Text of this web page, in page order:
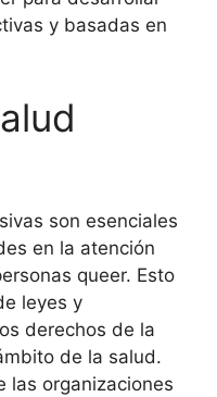
y basadas en
son esenciales
en la atención
queer. Esto
leyes y
derechos de la
de la salud.
las organizaciones